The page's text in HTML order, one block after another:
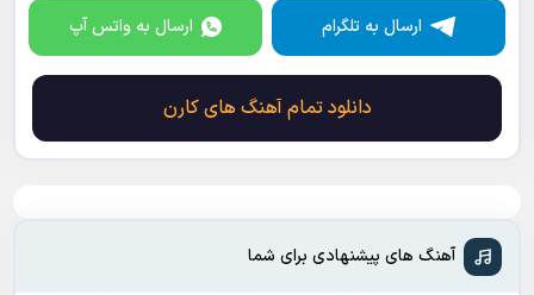
ارسال به تلگرام ارسال به واتس آپ
دانلود تمام آهنگ های کارن
آهنگ های پیشنهادی برای شما